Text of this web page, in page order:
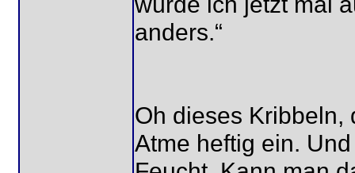
anders.“
Oh dieses Kribbeln,
Atme heftig ein.